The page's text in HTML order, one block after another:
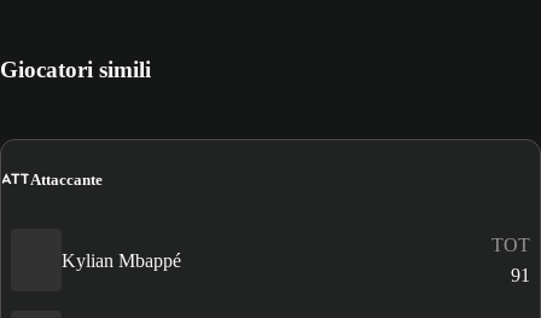
Giocatori simili
ATTAttaccante
Kylian Mbappé
TOT
91